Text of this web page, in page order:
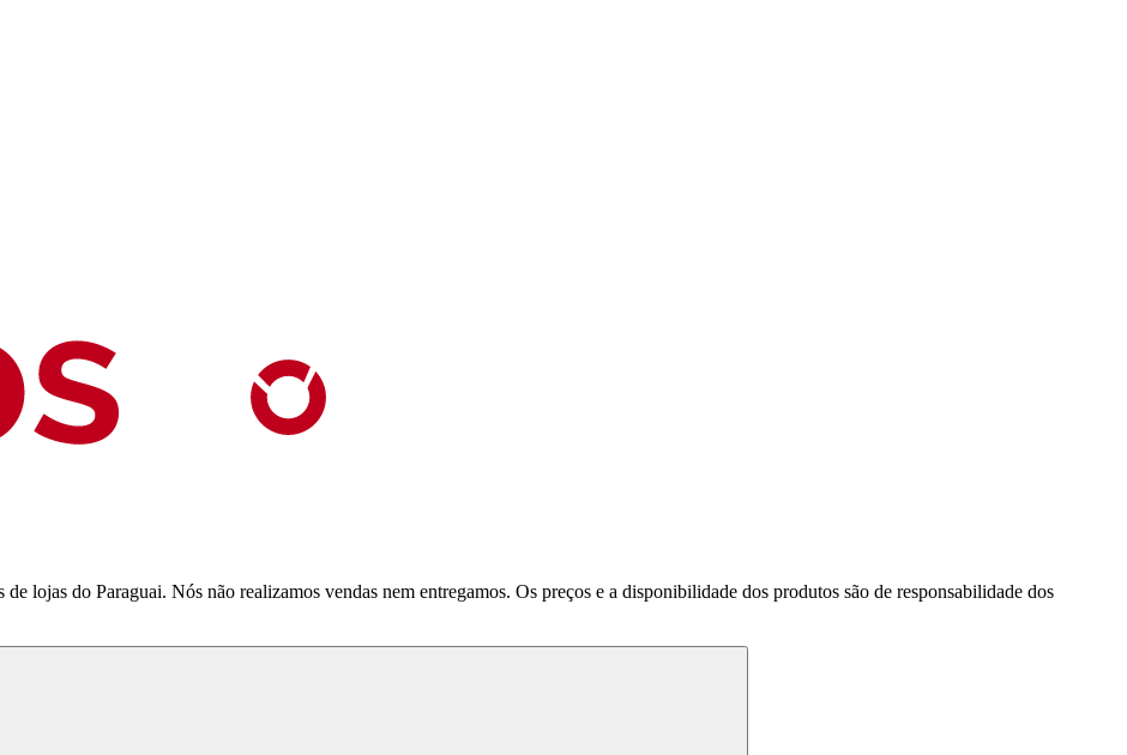
lojas do Paraguai. Nós não realizamos vendas nem entregamos. Os preços e a disponibilidade dos produtos são de responsabilidade dos